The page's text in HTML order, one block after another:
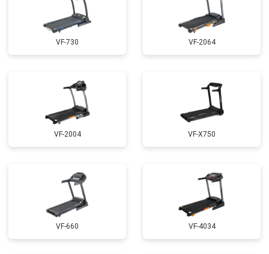
VF-730 VF-2064
VF-2004 VF-X750
VF-660 VF-4034